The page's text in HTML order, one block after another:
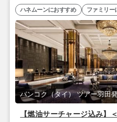
【燃油サーチャージ込み】
バンコク（タイ） ツアー羽田
ハネムーンにおすすめ ファミリー